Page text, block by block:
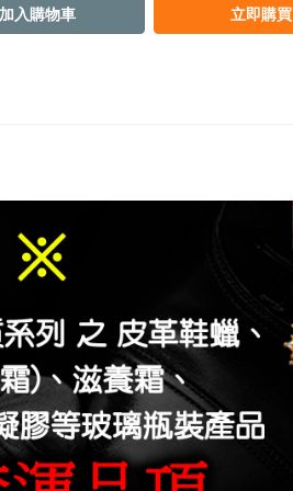
加入購物車 立即購買